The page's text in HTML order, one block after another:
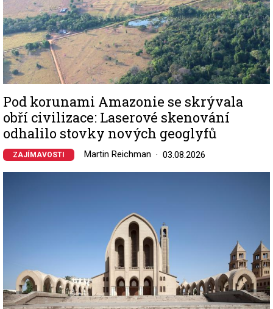
Pod korunami Amazonie se skrývala
obří civilizace: Laserové skenování
odhalilo stovky nových geoglyfů
ZAJÍMAVOSTI Martin Reichman 03.08.2026